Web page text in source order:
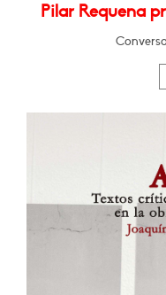
Pilar Requena